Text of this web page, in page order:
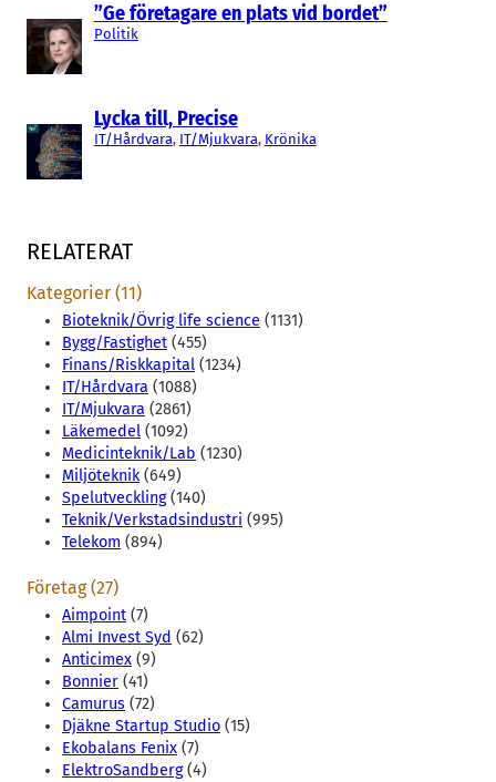
”Ge företagare en plats vid bordet”
Politik
Lycka till, Precise
IT/Hårdvara, IT/Mjukvara, Krönika
RELATERAT
Kategorier (11)
Bioteknik/Övrig life science (1131)
Bygg/Fastighet (455)
Finans/Riskkapital (1234)
IT/Hårdvara (1088)
IT/Mjukvara (2861)
Läkemedel (1092)
Medicinteknik/Lab (1230)
Miljöteknik(649)
Spelutveckling(140)
Teknik/Verkstadsindustri (995)
Telekom (894)
Företag (27)
Aimpoint (7)
Almi Invest Syd (62)
Anticimex (9)
Bonnier (41)
Camurus (72)
Djäkne Startup Studio (15)
Ekobalans Fenix (7)
ElektroSandberg(4)